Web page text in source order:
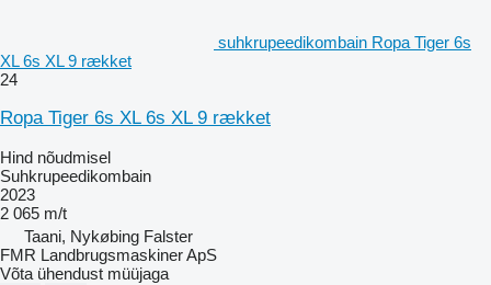
suhkrupeedikombain Ropa Tiger 6s
XL 6s XL 9 rækket
24
Ropa Tiger 6s XL 6s XL 9 rækket
Hind nõudmisel
Suhkrupeedikombain
2023
2 065 m/t
Taani, Nykøbing Falster
FMR Landbrugsmaskiner ApS
Võta ühendust müüjaga